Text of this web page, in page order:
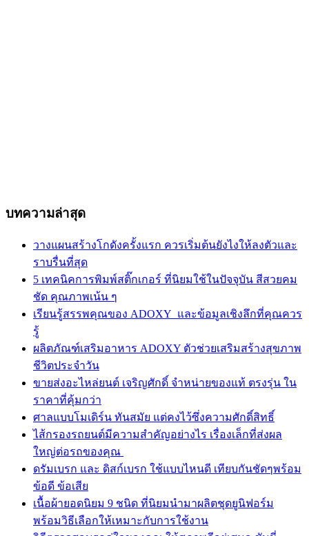
บทความล่าสุด
วางแผนสร้างโกดังครั้งแรก ควรเริ่มต้นยังไงให้ลงตัวและ
ราบรื่นที่สุด
5 เทคนิคการพิมพ์สติ๊กเกอร์ ที่นิยมใช้ในปัจจุบัน สีสวยคม
ชัด คุณภาพเน้น ๆ
เรียนรู้สรรพคุณของ ADOXY และข้อมูลเชิงลึกที่คุณควร
รู้
ผลิตภัณฑ์เสริมอาหาร ADOXY ตัวช่วยเสริมสร้างสุขภาพ
ชีวิตประจำวัน
ขายส่งอะไหล่ยนต์ เจริญศักดิ์ จำหน่ายของแท้ ตรงรุ่น ใน
ราคาที่คุ้มกว่า
ศาลแบบโมเดิร์น ทันสมัย แต่คงไว้ซึ่งความศักดิ์สิทธิ์
ไส้กรองรถยนต์มีความสำคัญอย่างไร เรื่องเล็กที่ส่งผล
ใหญ่ต่อรถของคุณ
ดรัมเบรก และ ดิสก์เบรก ใช้แบบไหนดี เทียบกันชัดๆพร้อม
ข้อดี ข้อเสีย
เนื้อผ้ายอดนิยม 9 ชนิด ที่นิยมนำมาผลิตชุดยูนิฟอร์ม
พร้อมวิธีเลือกให้เหมาะกับการใช้งาน